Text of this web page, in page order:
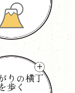
りの横丁
歩く